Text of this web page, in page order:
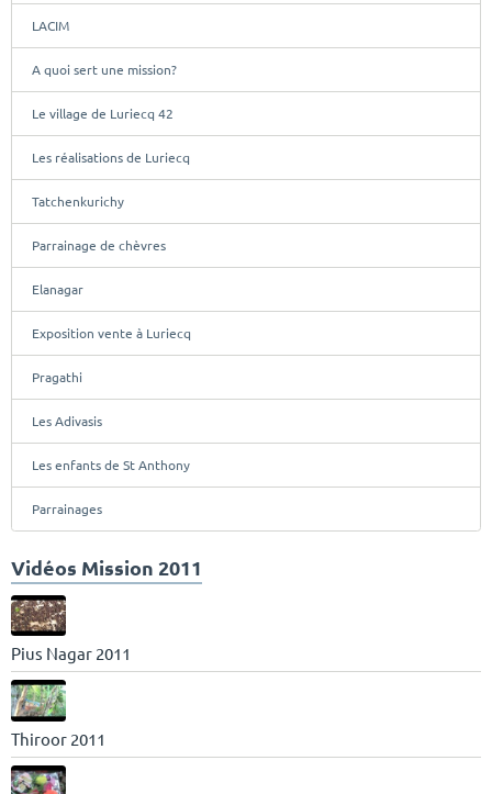
LACIM
A quoi sert une mission?
Le village de Luriecq 42
Les réalisations de Luriecq
Tatchenkurichy
Parrainage de chèvres
Elanagar
Exposition vente à Luriecq
Pragathi
Les Adivasis
Les enfants de St Anthony
Parrainages
Vidéos Mission 2011
Pius Nagar 2011
Thiroor 2011